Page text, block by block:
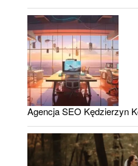
Agencja SEO Kędzierzyn